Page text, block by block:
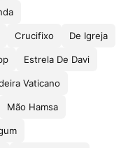
Crucifixo De Igreja
Estrela De Davi
Vaticano
Mão Hamsa